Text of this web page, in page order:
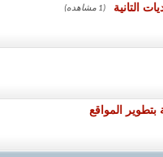
(1 مشاهده)
المواقع